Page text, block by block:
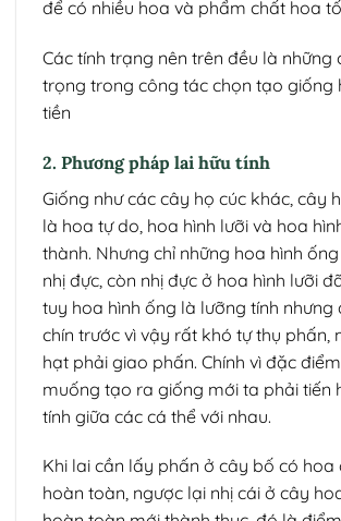
để có nhiều hoa và phẩm chất hoa
Các tính trạng nên trên đều là những
trọng trong công tác chọn tạo giống
tiền
2. Phương pháp lai hữu tính
Giống như các cây họ cúc khác, cây
là hoa tự do, hoa hình lưỡi và hoa
thành. Nhưng chỉ những hoa hình
nhị đực, còn nhị đực ở hoa hình lưỡi
tuy hoa hình ống là lưỡng tính nhưng
chín trước vì vậy rất khó tự thụ phấn,
hạt phải giao phấn. Chính vì đặc
muống tạo ra giống mới ta phải tiến
tính giữa các cá thể với nhau.
Khi lai cần lấy phấn ở cây bố có hoa
hoàn toàn, ngược lại nhị cái ở cây